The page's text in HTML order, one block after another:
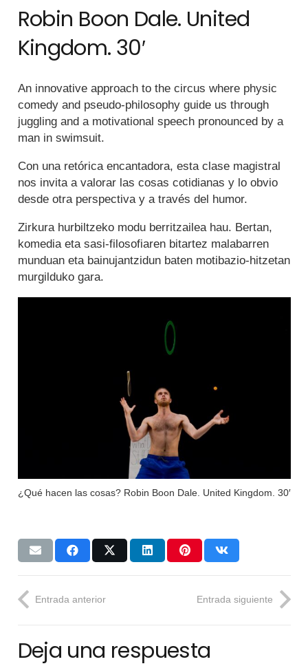
Robin Boon Dale. United
Kingdom. 30′
An innovative approach to the circus where physic
comedy and pseudo-philosophy guide us through
juggling and a motivational speech pronounced by a
man in swimsuit.
Con una retórica encantadora, esta clase magistral
nos invita a valorar las cosas cotidianas y lo obvio
desde otra perspectiva y a través del humor.
Zirkura hurbiltzeko modu berritzailea hau. Bertan,
komedia eta sasi-filosofiaren bitartez malabarren
munduan eta bainujantzidun baten motibazio-hitzetan
murgilduko gara.
¿Qué hacen las cosas? Robin Boon Dale. United Kingdom. 30′
Entrada anterior Entrada siguiente
Deja una respuesta